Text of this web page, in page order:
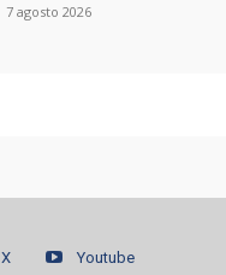
7 agosto 2026
X Youtube